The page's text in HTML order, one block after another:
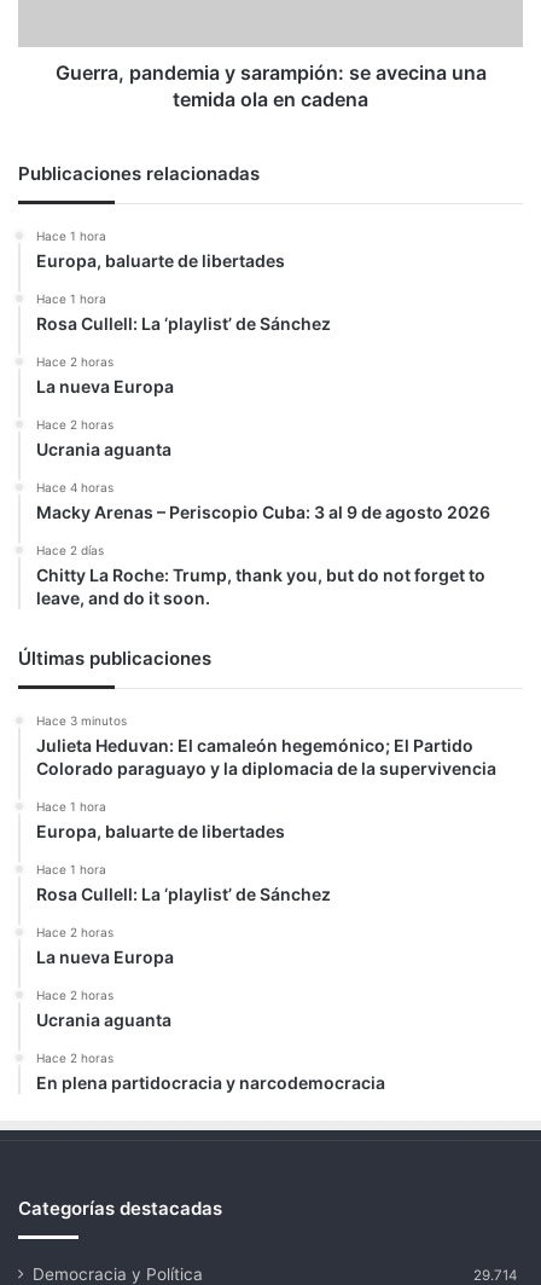
ola
Guerra, pandemia y sarampión: se avecina una
temida ola en cadena
Publicaciones relacionadas
Hace 1 hora
Europa, baluarte de libertades
Hace 1 hora
Rosa Cullell: La ‘playlist’ de Sánchez
Hace 2 horas
La nueva Europa
Hace 2 horas
Ucrania aguanta
Hace 4 horas
Macky Arenas – Periscopio Cuba: 3 al 9 de agosto 2026
Hace 2 días
Chitty La Roche: Trump, thank you, but do not forget to
leave, and do it soon.
Últimas publicaciones
Hace 3 minutos
Julieta Heduvan: El camaleón hegemónico; El Partido
Colorado paraguayo y la diplomacia de la supervivencia
Hace 1 hora
Europa, baluarte de libertades
Hace 1 hora
Rosa Cullell: La ‘playlist’ de Sánchez
Hace 2 horas
La nueva Europa
Hace 2 horas
Ucrania aguanta
Hace 2 horas
En plena partidocracia y narcodemocracia
Categorías destacadas
Democracia y Política 29.714